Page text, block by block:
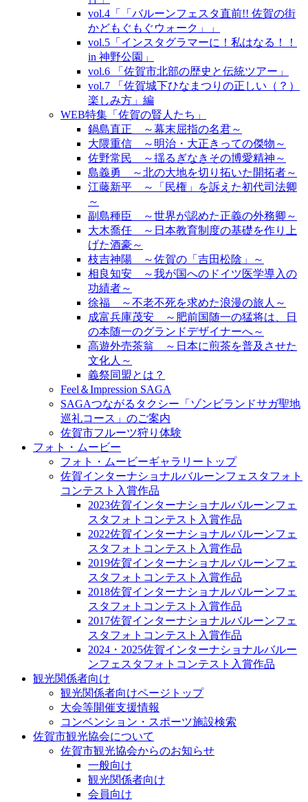
vol.4「「バルーンフェスタ直前!! 佐賀の街
かどもぐもぐウォーク」」
vol.5「インスタグラマーに！私はなる！！
in 神野公園」
vol.6 「佐賀市北部の歴史と伝統ツアー」
vol.7 「佐賀城下ひなまつりの正しい（？）
楽しみ方」編
WEB特集「佐賀の賢人たち」
鍋島直正 ～幕末屈指の名君～
大隈重信 ～明治・大正きっての傑物～
佐野常民 ～揺るぎなきその博愛精神～
島義勇 ～北の大地を切り拓いた開拓者～
江藤新平 ～「民権」を訴えた初代司法卿
～
副島種臣 ～世界が認めた正義の外務卿～
大木喬任 ～日本教育制度の基礎を作り上
げた酒豪～
枝吉神陽 ～佐賀の「吉田松陰」～
相良知安 ～我が国へのドイツ医学導入の
功績者～
徐福 ～不老不死を求めた浪漫の旅人～
成富兵庫茂安 ～肥前国随一の猛将は、日
の本随一のグランドデザイナーへ～
高遊外売茶翁 ～日本に煎茶を普及させた
文化人～
義祭同盟とは？
Feel＆Impression SAGA
SAGAつながるタクシー「ゾンビランドサガ聖地
巡礼コース」のご案内
佐賀市フルーツ狩り体験
フォト・ムービー
フォト・ムービーギャラリートップ
佐賀インターナショナルバルーンフェスタフォト
コンテスト入賞作品
2023佐賀インターナショナルバルーンフェ
スタフォトコンテスト入賞作品
2022佐賀インターナショナルバルーンフェ
スタフォトコンテスト入賞作品
2019佐賀インターナショナルバルーンフェ
スタフォトコンテスト入賞作品
2018佐賀インターナショナルバルーンフェ
スタフォトコンテスト入賞作品
2017佐賀インターナショナルバルーンフェ
スタフォトコンテスト入賞作品
2024・2025佐賀インターナショナルバルー
ンフェスタフォトコンテスト入賞作品
観光関係者向け
観光関係者向けページトップ
大会等開催支援情報
コンベンション・スポーツ施設検索
佐賀市観光協会について
佐賀市観光協会からのお知らせ
一般向け
観光関係者向け
会員向け